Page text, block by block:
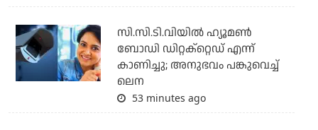
സി.സി.ടി.വിയില്‍ ഹ്യൂമണ്‍
ബോഡി ഡിറ്റക്‌റ്റെഡ് എന്ന്
കാണിച്ചു; അനുഭവം പങ്കുവെച്ച്
ലെന
53 minutes ago